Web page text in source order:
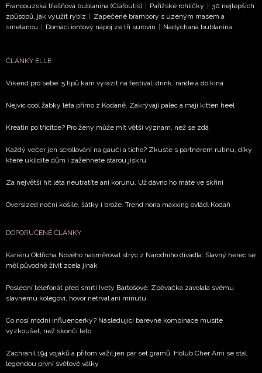
podmínkami společnosti BurdaMedia Extra s.r.o.a
potvrzujete, že jste se seznámili se Zásadami
vyhodnocení akce a zasílání novinek.
Chcete navíc dostávat i další zajímavé a exkluzivní
informace od našich partnerů? Pokud souhlasíte se
soukromí BurdaMedia Extra s.r.o., zaškrtněte toto pole.
Francouzská třešňová bublanina (Clafoutis) | Pařížské rohlíčky | 30 nejlepších
způsobů, jak využít rybíz | Zapečené brambory s uzeným masem a
smetanou | Domácí iontový nápoj ze tří surovin | Nadýchaná bublanina
ČLÁNKY ELLE
Víkend pro sebe: 5 tipů kam vyrazit na festival, drink, rande a do kina
Nejvíc cool žabky léta přímo z Kodaně. Zakrývají palec a mají kitten heel
Kreatin po třicítce? Pro ženy může mít větší význam, než se zdá
Každý večer jen scrollování na gauči a ticho? Zkuste s partnerem rutinu, díky
které uklidíte dům i zažehnete starou jiskru
Za největší hit léta neutratíte ani korunu. Už dávno ho máte ve skříni
Oversized noční košile, šátky i brože. Trend nona maxxing ovládl Kodaň
DOPORUČENÉ ČLÁNKY
Kariéru Oldřicha Nového nasměroval strýc z Národního divadla: Slavný herec se
měl původně živit zcela jinak
Poslední telefonát před smrtí Ivety Bartošové: Zpěvačka zavolala svému
slavnému kolegovi, hovor netrval ani minutu
Co nosí módní influencerky? Následující barevné kombinace musíte
vyzkoušet, než skončí léto
Zachránil 194 vojáků a přitom vážil jen pár set gramů. Holub Cher Ami se stal
legendou první světové války